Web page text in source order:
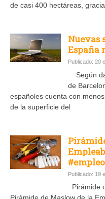
de casi 400 hectáreas,
Nuevas
España
Publicado: 20
Según
de
españoles cuenta con
de la superficie del
Publicado: 19
Pirámide